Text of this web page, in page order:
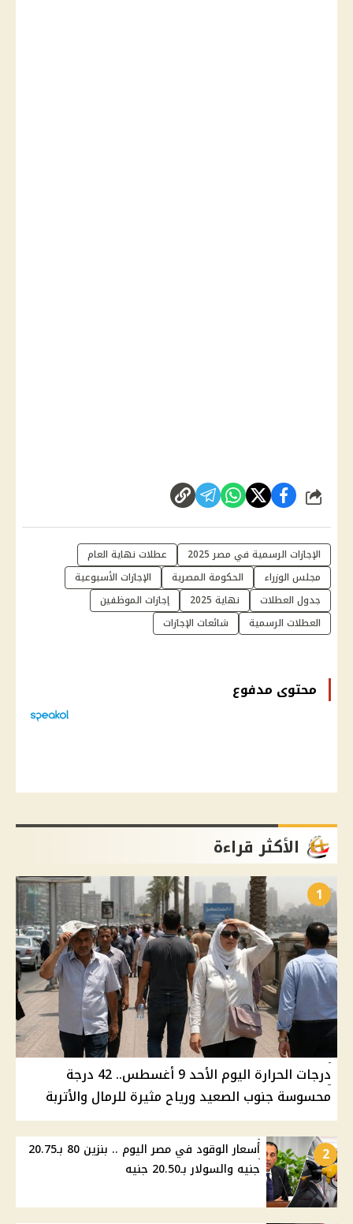
شارك
الإجازات الرسمية في مصر 2025
عطلات نهاية العام
مجلس الوزراء
الحكومة المصرية
الإجازات الأسبوعية
جدول العطلات
نهاية 2025
إجازات الموظفين
العطلات الرسمية
شائعات الإجازات
محتوى مدفوع
الأكثر قراءة
1
درجات الحرارة اليوم الأحد 9 أغسطس.. 42 درجة
محسوسة جنوب الصعيد ورياح مثيرة للرمال والأتربة
2
أسعار الوقود في مصر اليوم .. بنزين 80 بـ20.75
جنيه والسولار بـ20.50 جنيه